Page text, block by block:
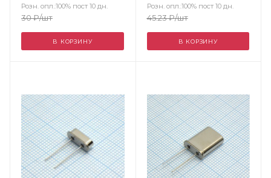
Розн. опл.:100% пост 10 дн.
30₽/шт
В КОРЗИНУ
Розн. опл.:100% пост 10 дн.
45.23₽/шт
В КОРЗИНУ